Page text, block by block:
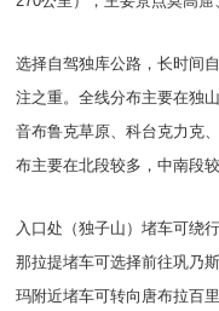
选择自驾独库公路，长时间
注之重。全线分布主要在独
音布鲁克草原、科台克力克
布主要在北段较多，中南段
入口处（独子山）堵车可绕
那拉提堵车可选择前往巩乃
玛附近堵车可转向唐布拉百